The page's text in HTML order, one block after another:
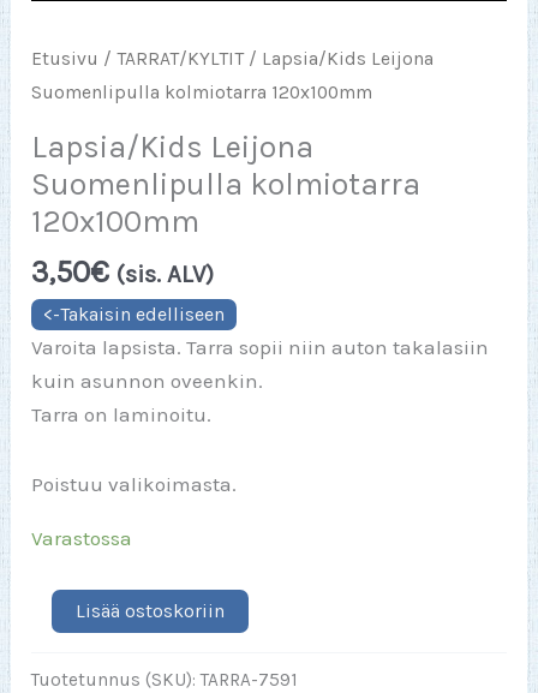
Etusivu /TARRAT/KYLTIT/ Lapsia/Kids Leijona
Suomenlipulla kolmiotarra 120x100mm
Lapsia/Kids Leijona
Suomenlipulla kolmiotarra
120x100mm
3,50€ (sis. ALV)
Varoita lapsista. Tarra sopii niin auton takalasiin
kuin asunnon oveenkin.
Tarra on laminoitu.
Poistuu valikoimasta.
Varastossa
Lapsia/Kids
Leijona
Suomenlipulla
Lisää ostoskoriin
Tuotetunnus (SKU):TARRA-7591